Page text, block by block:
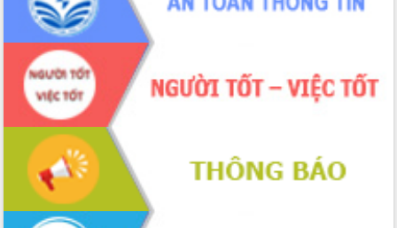
để phát triển du lịch Đắk Lắk
Khởi động Dự án Đầu tư xây dựng hạ
tầng kỹ thuật Cụm công nghiệp Tân
Tiến
Gặp mặt các cơ quan báo chí nhân Kỷ
niệm 101 năm Ngày Báo chí Cách
mạng Việt Nam
Đắk Lắk sơ kết 4 năm triển khai thực
hiện Đề án 06 của Chính phủ
Họp báo thông tin về Hội nghị Công bố
Quy hoạch và Xúc tiến đầu tư tỉnh Đắk